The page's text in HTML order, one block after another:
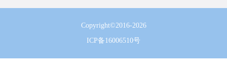
Copyright©2016-2026
ICP备16006510号